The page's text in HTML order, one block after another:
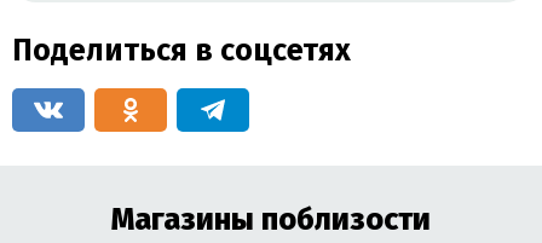
Поделиться в соцсетях
Магазины поблизости